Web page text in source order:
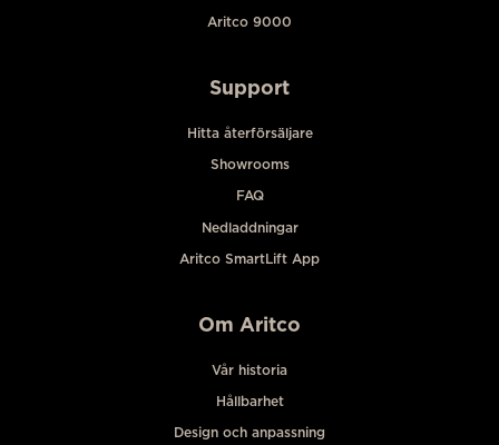
Aritco 9000
Support
Hitta återförsäljare
Showrooms
FAQ
Nedladdningar
Aritco SmartLift App
Om Aritco
Vår historia
Hållbarhet
Design och anpassning